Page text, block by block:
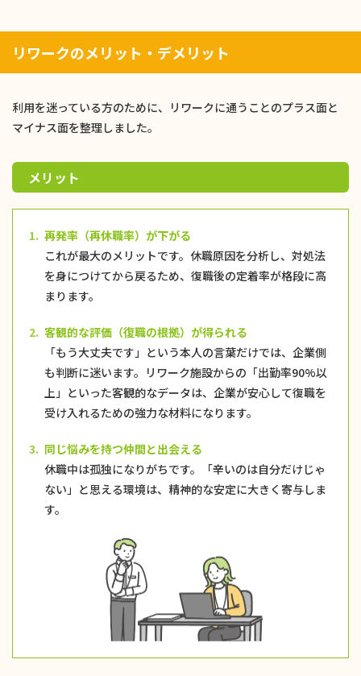
リワークのメリット・デメリット
利用を迷っている方のために、リワークに通うことのプラス面と
マイナス面を整理しました。
メリット
1. 再発率（再休職率）が下がる
これが最大のメリットです。休職原因を分析し、対処法
を身につけてから戻るため、復職後の定着率が格段に高
まります。
2. 客観的な評価（復職の根拠）が得られる
「もう大丈夫です」という本人の言葉だけでは、企業側
も判断に迷います。リワーク施設からの「出勤率90%以
上」といった客観的なデータは、企業が安心して復職を
受け入れるための強力な材料になります。
3. 同じ悩みを持つ仲間と出会える
休職中は孤独になりがちです。「辛いのは自分だけじゃ
ない」と思える環境は、精神的な安定に大きく寄与しま
す。